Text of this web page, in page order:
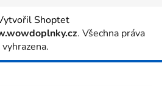
Shoptet
. Všechna práva
vyhrazena.